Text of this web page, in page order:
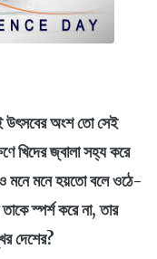
উৎসবের অংশ তো সেই
খিদের জ্বালা সহ্য করে
মনে মনে হয়তো বলে ওঠে-
স্পর্শ করে না, তার
দেশের?